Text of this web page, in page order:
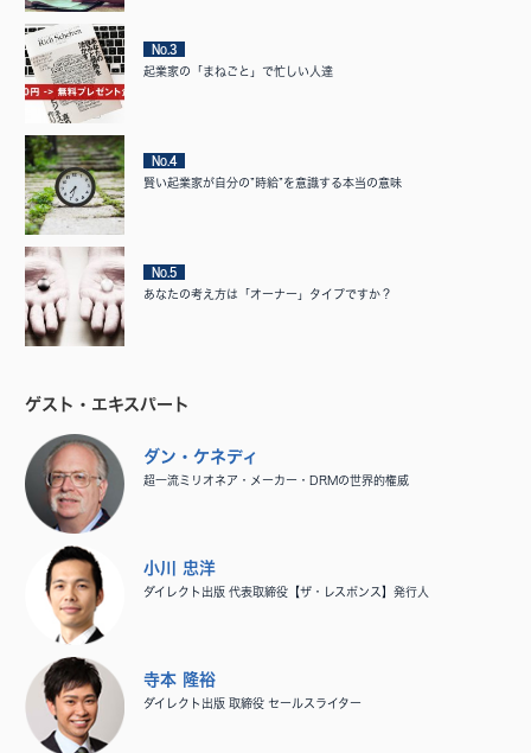
No.3
起業家の「まねごと」で忙しい人達
No.4
賢い起業家が自分の”時給”を意識する本当の意味
No.5
あなたの考え方は「オーナー」タイプですか？
ゲスト・エキスパート
ダン・ケネディ
超一流ミリオネア・メーカー・DRMの世界的権威
小川 忠洋
ダイレクト出版 代表取締役【ザ・レスポンス】発行人
寺本 隆裕
ダイレクト出版 取締役 セールスライター